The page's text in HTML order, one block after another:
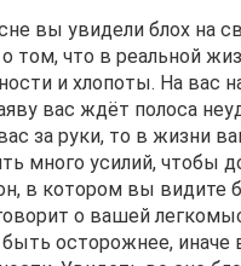
вы увидели блох на
о том, что в реальной
и хлопоты. На вас
вас ждёт полоса
за руки, то в жизни
много усилий, чтобы
в котором вы видите
о вашей
осторожнее, иначе